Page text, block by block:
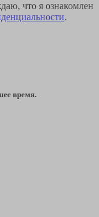
что я ознакомлен
.
время.